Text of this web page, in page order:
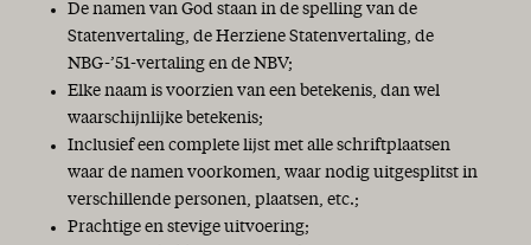
De namen van God staan in de spelling van de
Statenvertaling, de Herziene Statenvertaling, de
NBG-’51-vertaling en de NBV;
Elke naam is voorzien van een betekenis, dan wel
waarschijnlijke betekenis;
Inclusief een complete lijst met alle schriftplaatsen
waar de namen voorkomen, waar nodig uitgesplitst in
verschillende personen, plaatsen, etc.;
Prachtige en stevige uitvoering;